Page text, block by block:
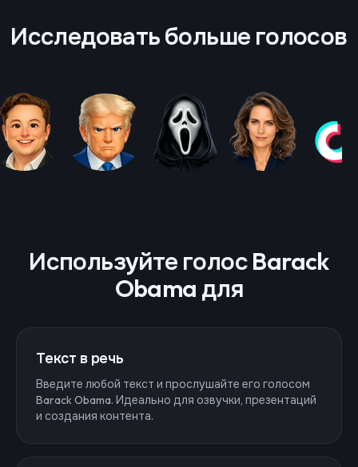
Исследовать больше голосов
Используйте голос Barack
Obama для
Текст в речь
Введите любой текст и прослушайте его голосом
Barack Obama. Идеально для озвучки, презентаций
и создания контента.